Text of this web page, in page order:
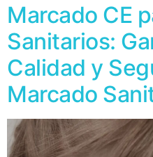
Marcado CE
Sanitarios:
Calidad y
Marcado